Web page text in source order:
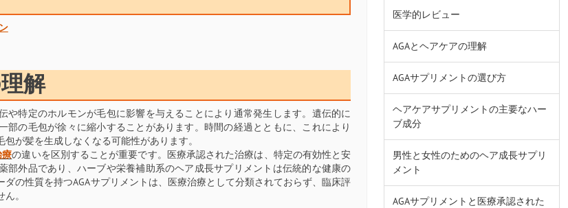
解
や特定のホルモンが毛包に影響を与えることにより通常発生します。遺伝的に
部の毛包が徐々に縮小することがあります。時間の経過とともに、これにより
が髪を生成しなくなる可能性があります。
療の違いを区別することが重要です。医療承認された治療は、特定の有効性と安
部外品であり、ハーブや栄養補助系のヘア成長サプリメントは伝統的な健康の
の性質を持つAGAサプリメントは、医療治療として分類されておらず、臨床評
。
医学的レビュー
AGAとヘアケアの理解
AGAサプリメントの選び方
ヘアケアサプリメントの主要なハー
ブ成分
男性と女性のためのヘア成長サプリ
メント
AGAサプリメントと医療承認された